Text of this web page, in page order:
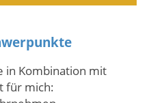
in Kombination mit
für mich: